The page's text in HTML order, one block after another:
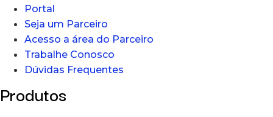
Portal
Seja um Parceiro
Acesso a área do Parceiro
Trabalhe Conosco
Dúvidas Frequentes
Produtos